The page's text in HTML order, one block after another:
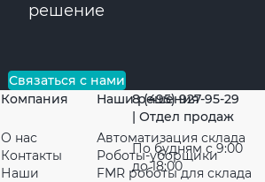
решение
Связаться с нами
Компания
О нас
Контакты
Наши
Наши решения
Автоматизация склада
Роботы-уборщики
FMR роботы для склада
8 (495) 927-95-29
| Отдел продаж
По будням с 9:00
до 18:00